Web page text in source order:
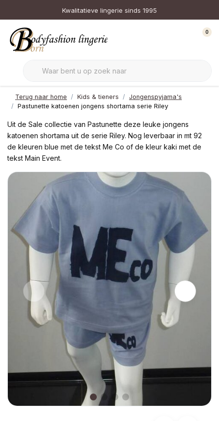
Kwalitatieve lingerie sinds 1995
0
Terug naar home Kids & tieners
Jongenspyjama's
Pastunette katoenen jongens shortama serie Riley
Uit de Sale collectie van Pastunette deze leuke jongens
katoenen shortama uit de serie Riley. Nog leverbaar in mt 92
de kleuren blue met de tekst Me Co of de kleur kaki met de
tekst Main Event.